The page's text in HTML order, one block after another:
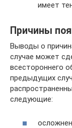
имеет
Причины
Выводы о
случае может
всестороннего
предыдущих
следующие: